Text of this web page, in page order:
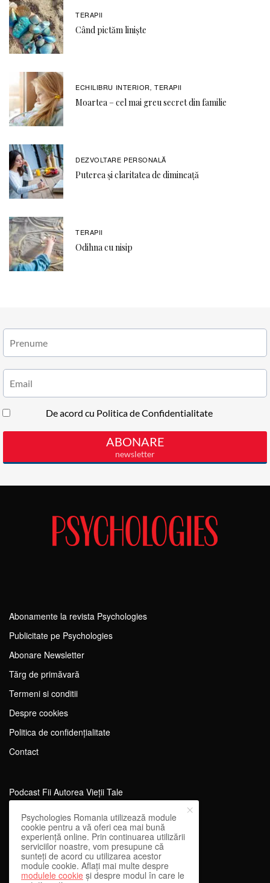
TERAPII
Când pictăm liniște
ECHILIBRU INTERIOR ,TERAPII
Moartea – cel mai greu secret din familie
DEZVOLTARE PERSONALĂ
Puterea și claritatea de dimineață
TERAPII
Odihna cu nisip
Abonamente la revista Psychologies
Publicitate pe Psychologies
Abonare Newsletter
Tărg de primăvară
Termeni si conditii
Despre cookies
Politica de confidențialitate
Contact
Podcast Fii Autorea Vieții Tale
Evenimente Fii Autoarea Vieții Tale!
SportEdu
Antrenament Mental pentru Sportivi
Learning Network
Psychologies Romania utilizează module
cookie pentru a vă oferi cea mai bună
experiență online. Prin continuarea utilizării
serviciilor noastre, vom presupune că
sunteți de acord cu utilizarea acestor
module cookie. Aflați mai multe despre
modulele cookie și despre modul în care le